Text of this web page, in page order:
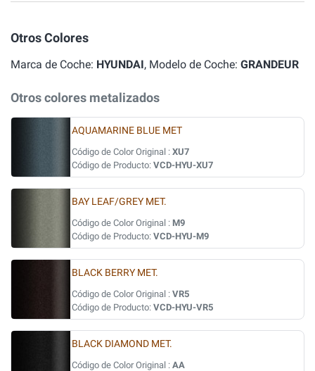
Otros Colores
Marca de Coche: HYUNDAI, Modelo de Coche: GRANDEUR
Otros colores metalizados
AQUAMARINE BLUE MET
Código de Color Original : XU7
Código de Producto: VCD-HYU-XU7
BAY LEAF/GREY MET.
Código de Color Original : M9
Código de Producto: VCD-HYU-M9
BLACK BERRY MET.
Código de Color Original : VR5
Código de Producto: VCD-HYU-VR5
BLACK DIAMOND MET.
Código de Color Original : AA